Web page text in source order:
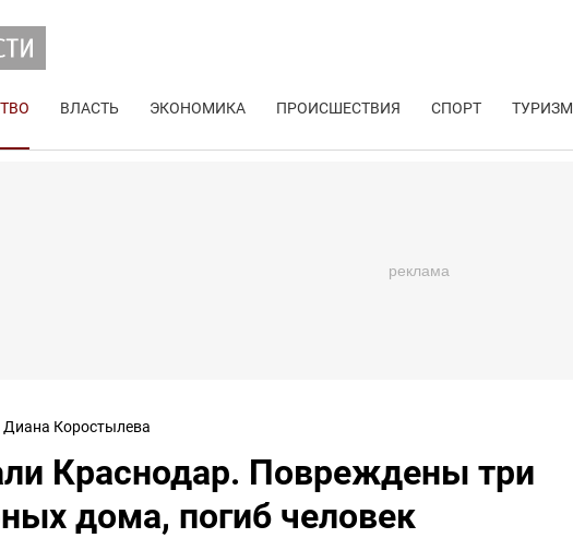
ВЛАСТЬ ЭКОНОМИКА ПРОИСШЕСТВИЯ СПОРТ ТУРИЗМ
Диана Коростылева
Краснодар. Повреждены три
дома, погиб человек